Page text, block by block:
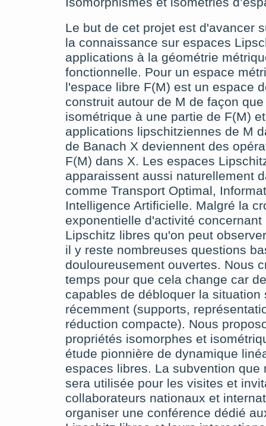
Le but de cet projet est d'avancer
la connaissance sur espaces
applications à la géométrie
fonctionnelle. Pour un espace
l'espace libre F(M) est un espace
construit autour de M de façon
isométrique à une partie de F(M)
applications lipschitziennes de M
de Banach X deviennent des
F(M) dans X. Les espaces
apparaissent aussi naturellement
comme Transport Optimal,
Intelligence Artificielle. Malgré la
exponentielle d'activité
Lipschitz libres qu'on peut
il y reste nombreuses questions
douloureusement ouvertes. Nous
temps pour que cela change car
capables de débloquer la situation
récemment (supports,
réduction compacte). Nous
propriétés isomorphes et
étude pionnière de dynamique
espaces libres. La subvention que
sera utilisée pour les visites et
collaborateurs nationaux et
organiser une conférence dédié